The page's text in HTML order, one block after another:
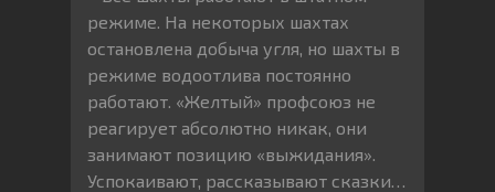
режиме. На некоторых шахтах
остановлена добыча угля, но шахты в
режиме водоотлива постоянно
работают. «Желтый» профсоюз не
реагирует абсолютно никак, они
занимают позицию «выжидания».
Успокаивают, рассказывают сказки…